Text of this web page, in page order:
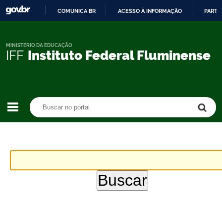
CONTEÚDO
COMUNICA BR ACESSO À INFORMAÇÃO
IFF Instituto Federal Fluminense
MINISTÉRIO DA EDUCAÇÃO